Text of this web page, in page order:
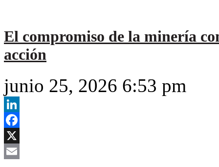
El compromiso de la minería
acción
junio 25, 2026 6:53 pm
LinkedIn
Facebook
X